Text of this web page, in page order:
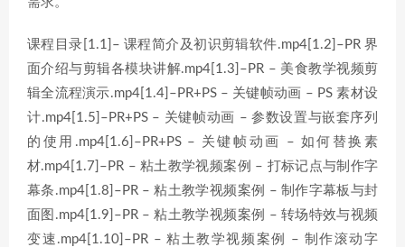
课程目录[1.1]– 课程简介及初识剪辑软件.mp4[1.2]–PR 界
面介绍与剪辑各模块讲解.mp4[1.3]–PR – 美食教学视频剪
辑全流程演示.mp4[1.4]–PR+PS – 关键帧动画 – PS 素材设
计.mp4[1.5]–PR+PS – 关键帧动画 – 参数设置与嵌套序列
的使用.mp4[1.6]–PR+PS – 关键帧动画 – 如何替换素
材.mp4[1.7]–PR – 粘土教学视频案例 – 打标记点与制作字
幕条.mp4[1.8]–PR – 粘土教学视频案例 – 制作字幕板与封
面图.mp4[1.9]–PR – 粘土教学视频案例 – 转场特效与视频
变速.mp4[1.10]–PR – 粘土教学视频案例 – 制作滚动字